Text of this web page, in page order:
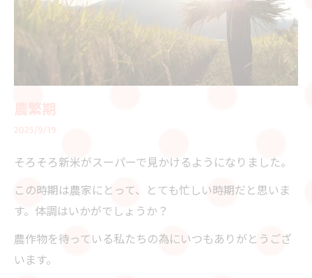
農繁期
2025/9/19
そろそろ新米がスーパーで見かけるようになりました。
この時期は農家にとって、とても忙しい時期だと思いま
す。体調はいかがでしょうか？
農作物を待っている私たちの為にいつもありがとうござ
います。